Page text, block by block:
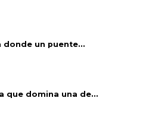
donde un puente...
que domina una de...